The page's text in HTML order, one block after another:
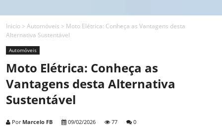
Inicio > Automóveis > Moto Elétrica: Conheça as Vantagens desta
Alternativa Sustentável
Automóveis
Moto Elétrica: Conheça as
Vantagens desta Alternativa
Sustentável
Por Marcelo FB 09/02/2026 77 0